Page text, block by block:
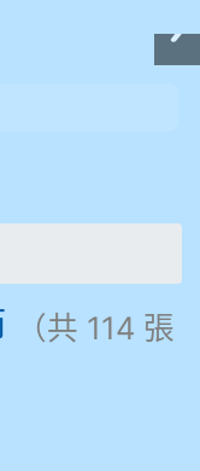
（共 114 張
讀媽媽教師節